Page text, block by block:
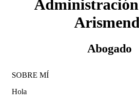
Abogado
SOBRE MÍ
Hola